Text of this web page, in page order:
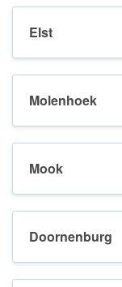
Elst
Molenhoek
Mook
Doornenburg